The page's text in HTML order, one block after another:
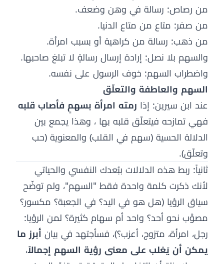
من رصاص: رسالة في وهن وضعف.
من صفر: متاع من متاع الدنيا.
من ذهب: رسالة من كراهية أو بسبب امرأة.
والسهم بلا نصل: إرادة إرسال رسالةٍ لا تبلغ صاحبها.
واضطراب السهم: خوف الرسول على نفسه.
السهم والعاطفة والتعلّق
عند ابن سيرين: إذا رمته امرأة بسهمٍ فأصاب قلبه
فهي تمازحه فيتعلّق قلبه بها ، وهذا يجمع بين
الدلالة الحسية (سهم في القلب) والمعنوية (حب
وتعلّق).
ثانياً: ربط هذه الدلالات ببُعدك النفسي والحياتي
لأنك ذكرت كلمة واحدة فقط "السهم"، ولم توضّح
سياق الرؤيا (هل هو في اليد؟ في الجعبة؟ مكسور؟
مصوَّب نحو أحد؟ واحد أم سهام كثيرة؟ لمن الرؤيا:
رجل، امرأة، متزوج، أعزب؟)، فسأجتهد في بيان أبرز ما
يمكن أن يَغلب على معنى رؤية السهم إجمالاً،